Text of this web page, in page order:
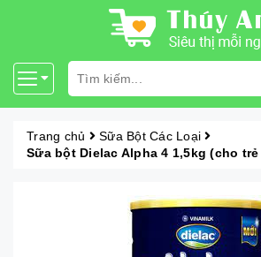
Trang chủ
Sữa Bột Các Loại
Sữa bột Dielac Alpha 4 1,5kg (cho